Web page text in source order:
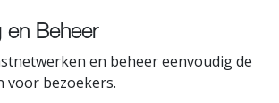
en Beheer
en beheer eenvoudig de
voor bezoekers.